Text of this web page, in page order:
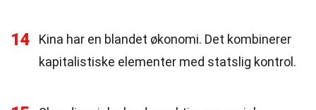
14
Kina har en blandet økonomi. Det kombinerer
kapitalistiske elementer med statslig kontrol.